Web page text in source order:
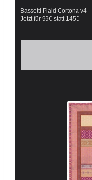
Bassetti Plaid Cortona v4
Jetzt für 99€ statt 145€